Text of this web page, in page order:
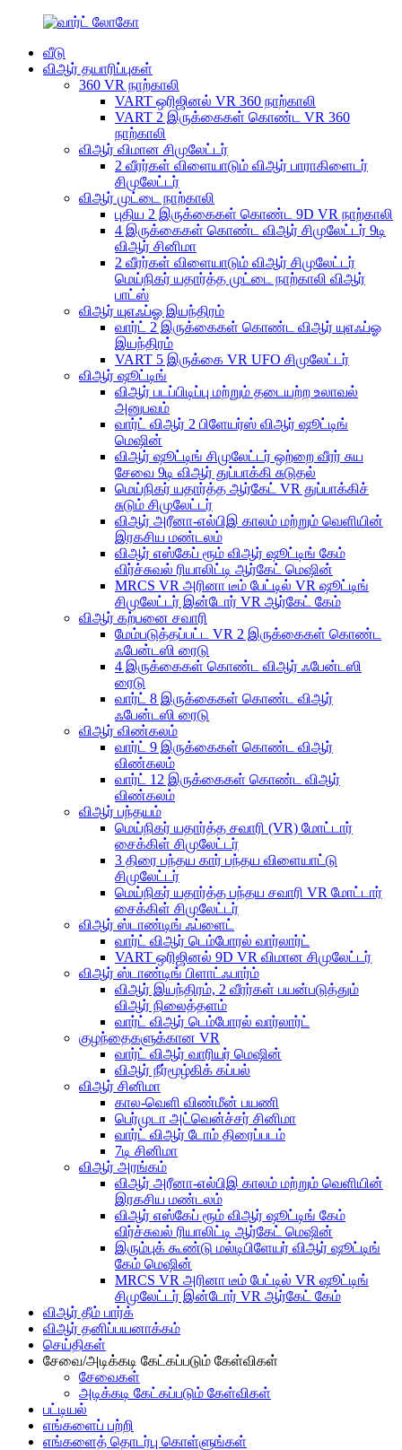
வீடு
விஆர் தயாரிப்புகள்
360 VR நாற்காலி
VART ஒரிஜினல் VR 360 நாற்காலி
VART 2 இருக்கைகள் கொண்ட VR 360
நாற்காலி
விஆர் விமான சிமுலேட்டர்
2 வீரர்கள் விளையாடும் விஆர் பாராகிளைடர்
சிமுலேட்டர்
விஆர் முட்டை நாற்காலி
புதிய 2 இருக்கைகள் கொண்ட 9D VR நாற்காலி
4 இருக்கைகள் கொண்ட விஆர் சிமுலேட்டர் 9டி
விஆர் சினிமா
2 வீரர்கள் விளையாடும் விஆர் சிமுலேட்டர்
மெய்நிகர் யதார்த்த முட்டை நாற்காலி விஆர்
பாட்ஸ்
விஆர் யுஎஃப்ஓ இயந்திரம்
வார்ட் 2 இருக்கைகள் கொண்ட விஆர் யுஎஃப்ஓ
இயந்திரம்
VART 5 இருக்கை VR UFO சிமுலேட்டர்
விஆர் ஷூட்டிங்
விஆர் படப்பிடிப்பு மற்றும் தடையற்ற உலாவல்
அனுபவம்
வார்ட் விஆர் 2 பிளேயர்ஸ் விஆர் ஷூட்டிங்
மெஷின்
விஆர் ஷூட்டிங் சிமுலேட்டர் ஒற்றை வீரர் சுய
சேவை 9டி விஆர் துப்பாக்கி சுடுதல்
மெய்நிகர் யதார்த்த ஆர்கேட் VR துப்பாக்கிச்
சுடும் சிமுலேட்டர்
விஆர் அரீனா-எல்பிஇ காலம் மற்றும் வெளியின்
இரகசிய மண்டலம்
விஆர் எஸ்கேப் ரூம் விஆர் ஷூட்டிங் கேம்
விர்ச்சுவல் ரியாலிட்டி ஆர்கேட் மெஷின்
MRCS VR அரினா டீம் பேட்டில் VR ஷூட்டிங்
சிமுலேட்டர் இன்டோர் VR ஆர்கேட் கேம்
விஆர் கற்பனை சவாரி
மேம்படுத்தப்பட்ட VR 2 இருக்கைகள் கொண்ட
ஃபேன்டஸி ரைடு
4 இருக்கைகள் கொண்ட விஆர் ஃபேன்டஸி
ரைடு
வார்ட் 8 இருக்கைகள் கொண்ட விஆர்
ஃபேன்டஸி ரைடு
விஆர் விண்கலம்
வார்ட் 9 இருக்கைகள் கொண்ட விஆர்
விண்கலம்
வார்ட் 12 இருக்கைகள் கொண்ட விஆர்
விண்கலம்
விஆர் பந்தயம்
மெய்நிகர் யதார்த்த சவாரி (VR) மோட்டார்
சைக்கிள் சிமுலேட்டர்
3 திரை பந்தய கார் பந்தய விளையாட்டு
சிமுலேட்டர்
மெய்நிகர் யதார்த்த பந்தய சவாரி VR மோட்டார்
சைக்கிள் சிமுலேட்டர்
விஆர் ஸ்டாண்டிங் ஃப்ளைட்
வார்ட் விஆர் டெம்போரல் வார்லார்ட்
VART ஒரிஜினல் 9D VR விமான சிமுலேட்டர்
விஆர் ஸ்டாண்டிங் பிளாட்ஃபார்ம்
விஆர் இயந்திரம், 2 வீரர்கள் பயன்படுத்தும்
விஆர் நிலைத்தளம்
வார்ட் விஆர் டெம்போரல் வார்லார்ட்
குழந்தைகளுக்கான VR
வார்ட் விஆர் வாரியர் மெஷின்
விஆர் நீர்மூழ்கிக் கப்பல்
விஆர் சினிமா
கால-வெளி விண்மீன் பயணி
பெர்முடா அட்வென்ச்சர் சினிமா
வார்ட் விஆர் டோம் திரைப்படம்
7டி சினிமா
விஆர் அரங்கம்
விஆர் அரீனா-எல்பிஇ காலம் மற்றும் வெளியின்
இரகசிய மண்டலம்
விஆர் எஸ்கேப் ரூம் விஆர் ஷூட்டிங் கேம்
விர்ச்சுவல் ரியாலிட்டி ஆர்கேட் மெஷின்
இரும்புக் கூண்டு மல்டிபிளேயர் விஆர் ஷூட்டிங்
கேம் மெஷின்
MRCS VR அரினா டீம் பேட்டில் VR ஷூட்டிங்
சிமுலேட்டர் இன்டோர் VR ஆர்கேட் கேம்
விஆர் தீம் பார்க்
விஆர் தனிப்பயனாக்கம்
செய்திகள்
சேவை/அடிக்கடி கேட்கப்படும் கேள்விகள்
சேவைகள்
அடிக்கடி கேட்கப்படும் கேள்விகள்
பட்டியல்
எங்களைப் பற்றி
எங்களைத் தொடர்பு கொள்ளுங்கள்